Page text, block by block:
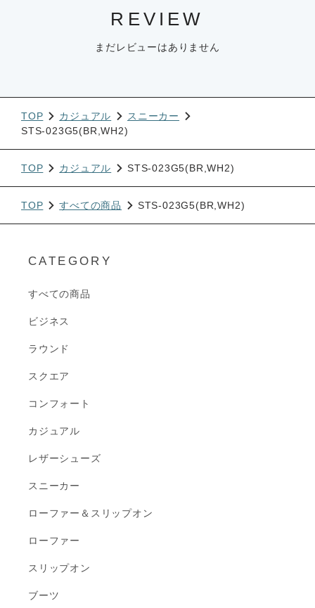
REVIEW
まだレビューはありません
TOP カジュアル
スニーカー
STS-023G5(BR,WH2)
TOP カジュアル STS-023G5(BR,WH2)
TOP すべての商品 STS-023G5(BR,WH2)
CATEGORY
すべての商品
ビジネス
ラウンド
スクエア
コンフォート
カジュアル
レザーシューズ
スニーカー
ローファー＆スリップオン
ローファー
スリップオン
ブーツ